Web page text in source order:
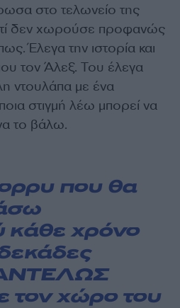
στο τελωνείο της
δεν χωρούσε προφανώς
Έλεγα την ιστορία και
τον Άλεξ. Του έλεγα
ντουλάπα με ένα
στιγμή λέω μπορεί να
το βάλω.
που θα
κάθε χρόνο
τον χώρο του